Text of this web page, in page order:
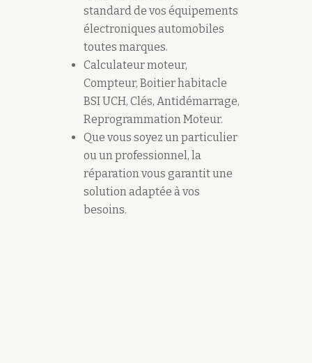
standard de vos équipements
électroniques automobiles
toutes marques.
Calculateur moteur,
Compteur, Boitier habitacle
BSI UCH, Clés, Antidémarrage,
Reprogrammation Moteur.
Que vous soyez un particulier
ou un professionnel, la
réparation vous garantit une
solution adaptée à vos
besoins.